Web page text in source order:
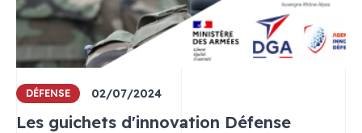
DÉFENSE 02/07/2024
Les guichets d'innovation Défense